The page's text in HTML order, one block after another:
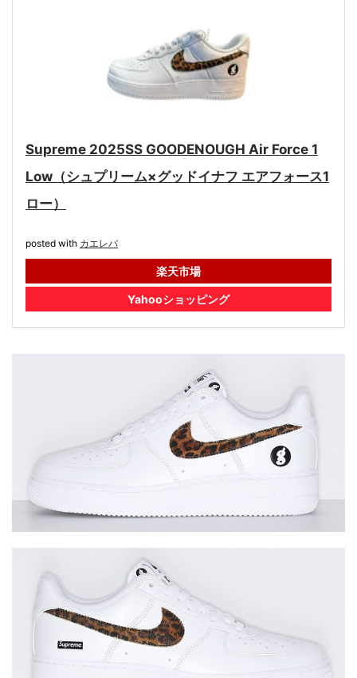
Supreme 2025SS GOODENOUGH Air Force 1
Low（シュプリーム×グッドイナフ エアフォース1
ロー）
posted with カエレバ
楽天市場
Yahooショッピング